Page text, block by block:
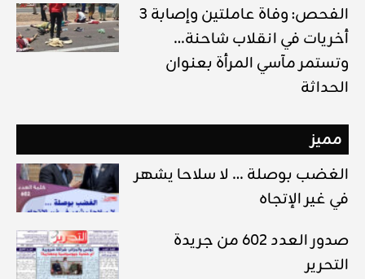
الفحص: وفاة عاملتين وإصابة 3
أخريات في انقلاب شاحنة…
وتستمر مآسي المرأة بعنوان
الحداثة
مميز
الغضب بوصلة … لا سلاحا يشهر
في غير الإتجاه
صدور العدد 602 من جريدة
التحرير